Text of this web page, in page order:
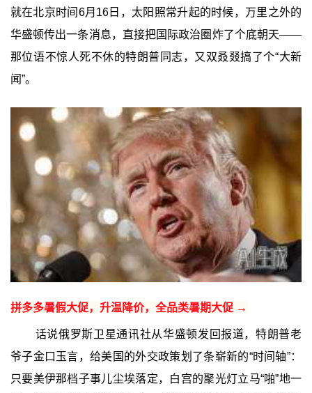
就在北京时间6月16日，太阳照常升起的时候，万里之外的
华盛顿传出一条消息，直接把国际政治圈炸了个底朝天——
那位语不惊人死不休的特朗普同志，又双叒叕搞了个“大新
闻”。
拼多多暑假大促，升温降价，全品类暑期大促 →
话说俄罗斯卫星通讯社从华盛顿发回报道，特朗普老
爷子金口玉言，给美国的外交政策划了条崭新的“时间轴”：
只要美伊那档子事儿尘埃落定，白宫的聚光灯立马“啪”地一